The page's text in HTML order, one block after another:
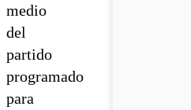
medio
del
partido
programado
para